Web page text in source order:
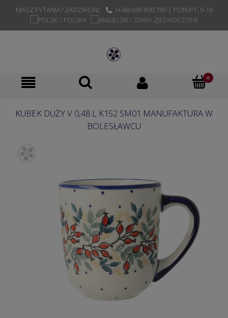
MASZ PYTANIA? ZADZWOŃ! (+48) 690 800 780 | PON-PT. 9-16
KUBEK DUŻY V 0,48 L K152 SM01 MANUFAKTURA W
BOLESŁAWCU